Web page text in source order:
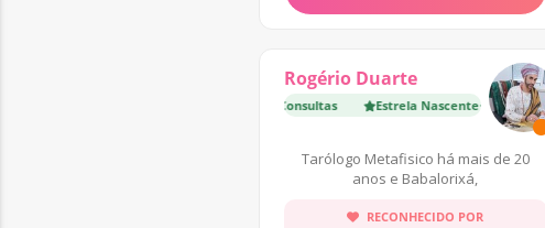
Rogério Duarte
9 900 Consultas Estrela Nascente·9 900 Consultas
Tarólogo Metafisico há mais de 20
anos e Babalorixá,
RECONHECIDO POR
Especialista Top·